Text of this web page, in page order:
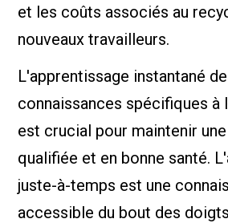
et les coûts associés au
nouveaux travailleurs.
L'apprentissage instantané
connaissances spécifiques à
est crucial pour maintenir
qualifiée et en bonne santé.
juste-à-temps est une
accessible du bout des